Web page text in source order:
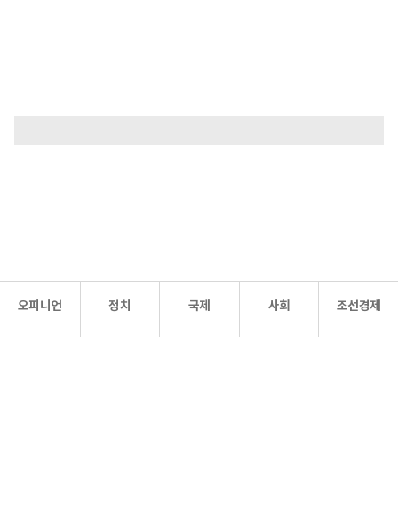
오피니언 정치 국제 사회 조선경제